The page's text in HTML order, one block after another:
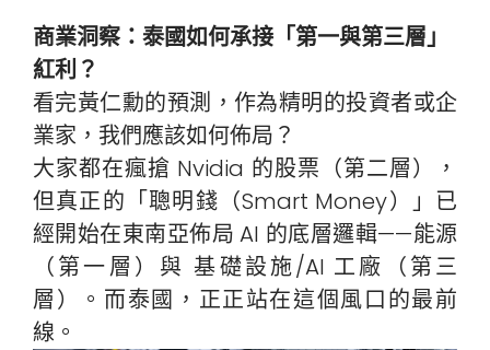
商業洞察：泰國如何承接「第一與第三層」
紅利？
看完黃仁勳的預測，作為精明的投資者或企
業家，我們應該如何佈局？
大家都在瘋搶 Nvidia 的股票（第二層），
但真正的「聰明錢（Smart Money）」已
經開始在東南亞佈局 AI 的底層邏輯——能源
（第一層）與 基礎設施/AI 工廠（第三
層）。而泰國，正正站在這個風口的最前
線。